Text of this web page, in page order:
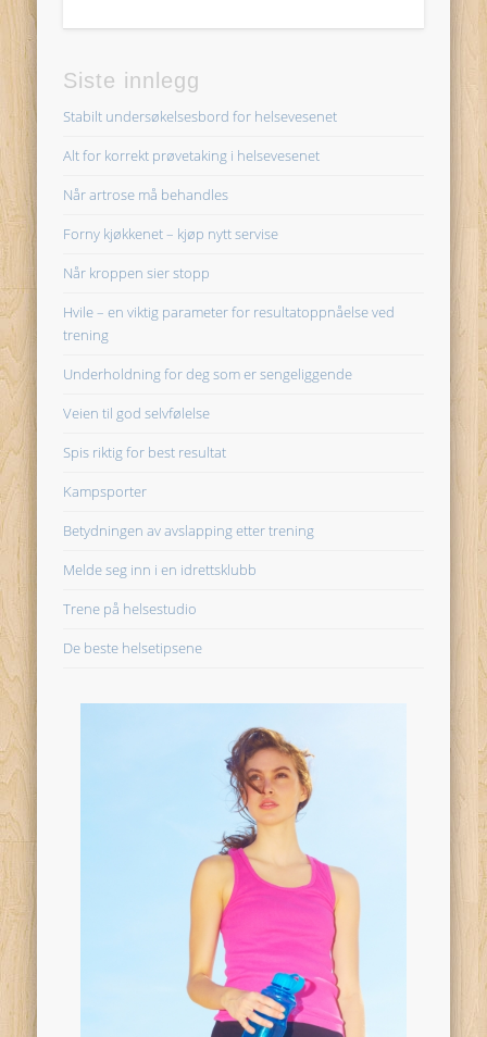
Siste innlegg
Stabilt undersøkelsesbord for helsevesenet
Alt for korrekt prøvetaking i helsevesenet
Når artrose må behandles
Forny kjøkkenet – kjøp nytt servise
Når kroppen sier stopp
Hvile – en viktig parameter for resultatoppnåelse ved
trening
Underholdning for deg som er sengeliggende
Veien til god selvfølelse
Spis riktig for best resultat
Kampsporter
Betydningen av avslapping etter trening
Melde seg inn i en idrettsklubb
Trene på helsestudio
De beste helsetipsene